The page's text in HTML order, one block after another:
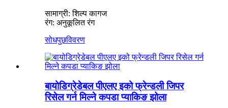
सामाग्री: शिल्प कागज
रंग: अनुकूलित रंग
सोधपुछविवरण
बायोडिग्रेडेबल पीएलए इको फ्रेन्डली जिपर
रिसेल गर्न मिल्ने कपडा प्याकिङ झोला